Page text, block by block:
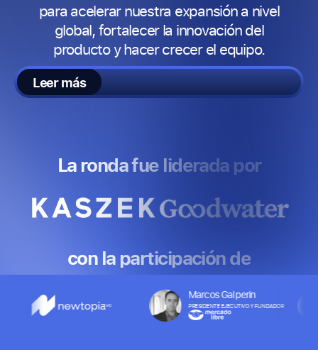
para acelerar nuestra expansión a nivel
global, fortalecer la innovación del
producto y hacer crecer el equipo.
Leer más
La ronda fue liderada por
con la participación de
Marcos Galperin
PRESIDENTE EJECUTIVO Y FUNDADOR